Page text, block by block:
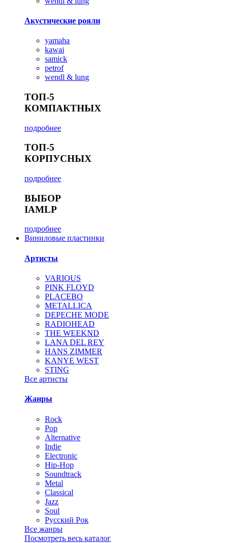
Акустические рояли
yamaha
kawai
samick
petrof
wendl & lung
ТОП-5
КОМПАКТНЫХ
подробнее
ТОП-5
КОРПУСНЫХ
подробнее
ВЫБОР
IAMLP
подробнее
Виниловые пластинки
Артисты
VARIOUS
PINK FLOYD
PLACEBO
METALLICA
DEPECHE MODE
RADIOHEAD
THE WEEKND
LANA DEL REY
HANS ZIMMER
KANYE WEST
STING
Все артисты
Жанры
Rock
Pop
Alternative
Indie
Electronic
Hip-Hop
Soundtrack
Metal
Classical
Jazz
Soul
Русский Рок
Все жанры
Посмотреть весь каталог